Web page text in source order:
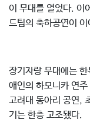
이 무대를 열었다. 이
드팀의 축하공연이
장기자랑 무대에는
애인의 하모니카 연
고려대 동아리 공연,
기는 한층 고조됐다.